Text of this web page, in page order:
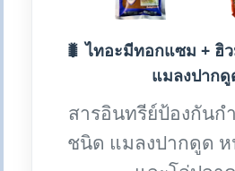
🐛 ไทอะมีทอกแซม + ฮิ
แมลงปากดู
สารอินทรีย์ป้องกันก
ชนิด แมลงปากดูด